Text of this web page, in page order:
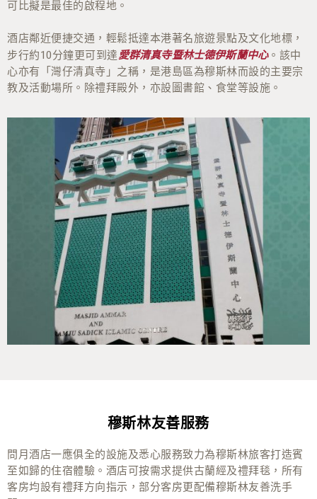
可比擬是最佳的啟程地。
酒店鄰近便捷交通，輕鬆抵達本港著名旅遊景點及文化地標，
步行約10分鐘更可到達愛群清真寺暨林士德伊斯蘭中心。該中
心亦有「灣仔清真寺」之稱，是港島區為穆斯林而設的主要宗
教及活動場所。除禮拜殿外，亦設圖書館、食堂等設施。
穆斯林友善服務
問月酒店一應俱全的設施及悉心服務致力為穆斯林旅客打造賓
至如歸的住宿體驗。酒店可按需求提供古蘭經及禮拜毯，所有
客房均設有禮拜方向指示，部分客房更配備穆斯林友善洗手